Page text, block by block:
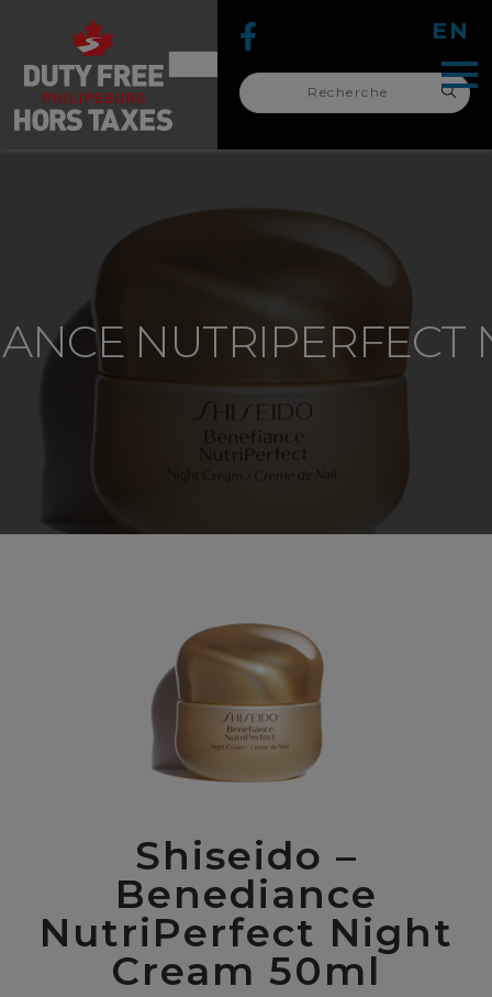
pour :
EN
recherche
pour :
NUTRIPERFECT
Shiseido –
Benediance
NutriPerfect Night
Cream 50ml